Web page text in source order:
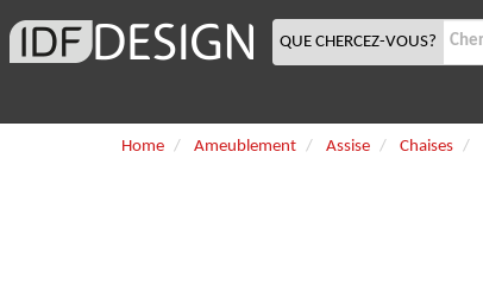
QUE CHERCEZ-VOUS?
Home Ameublement Assise Chaises